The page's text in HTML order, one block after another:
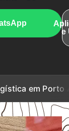
e
Alegre, RS